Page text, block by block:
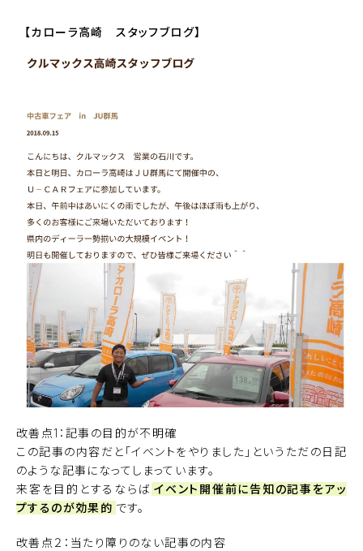
【カローラ高崎 スタッフブログ】
改善点1：記事の目的が不明確
この記事の内容だと「イベントをやりました」というただの日記
のような記事になってしまっています。
来客を目的とするならば イベント開催前に告知の記事をアッ
プするのが効果的 です。
改善点２：当たり障りのない記事の内容